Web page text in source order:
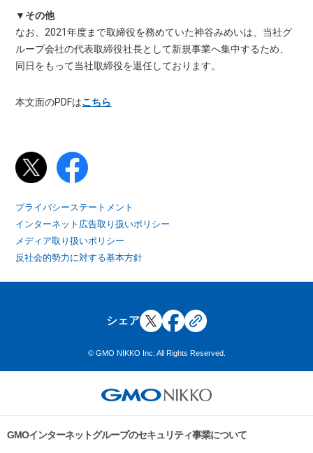
▼その他
なお、2021年度まで取締役を務めていた神谷みめいは、当社グ
ループ会社の代表取締役社長として新規事業へ集中するため、
同日をもって当社取締役を退任しております。
本文面のPDFはこちら
プライバシーステートメント
インターネット広告取り扱いポリシー
メディア取り扱いポリシー
反社会的勢力に対する基本方針
シェア
© GMO NIKKO Inc. All Rights Reserved.
GMOインターネットグループのセキュリティ事業について